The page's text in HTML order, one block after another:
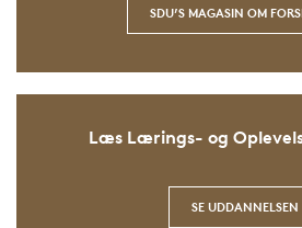
SDU’S MAGASIN OM
Læs Lærings- og
SE UDDANNELSEN